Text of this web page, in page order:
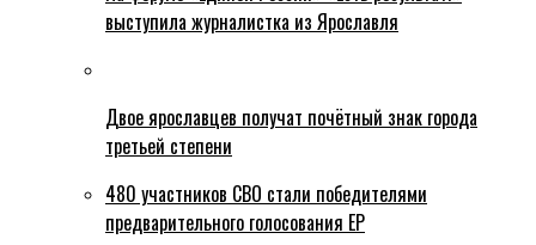
выступила журналистка из Ярославля
Двое ярославцев получат почётный знак города
третьей степени
480 участников СВО стали победителями
предварительного голосования ЕР